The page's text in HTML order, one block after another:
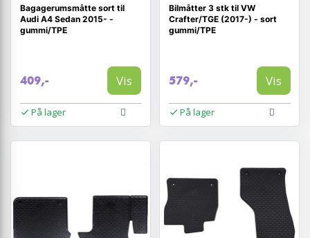
Bagagerumsmåtte sort til
Audi A4 Sedan 2015- -
gummi/TPE
409,- Vis
På lager
Bilmåtter 3 stk til VW
Crafter/TGE (2017-) - sort
gummi/TPE
579,- Vis
På lager